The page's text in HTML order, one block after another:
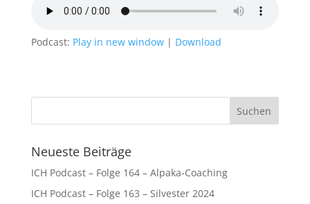
Podcast: Play in new window| Download
Neueste Beiträge
ICH Podcast – Folge 164 – Alpaka-Coaching
ICH Podcast – Folge 163 – Silvester 2024